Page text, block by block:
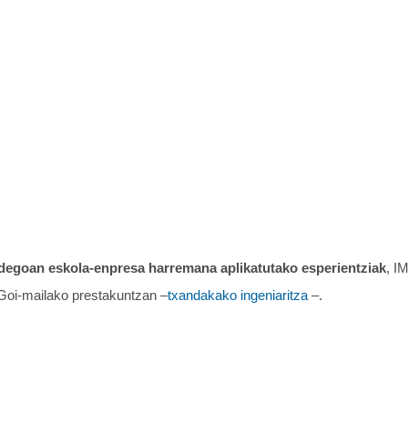
eskola-enpresa harremana aplikatutako esperientziak,
mailako prestakuntzan –txandakako ingeniaritza –.